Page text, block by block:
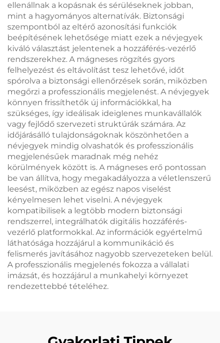
ellenállnak a kopásnak és sérüléseknek jobban,
mint a hagyományos alternatívák. Biztonsági
szempontból az eltérő azonosítási funkciók
beépítésének lehetősége miatt ezek a névjegyek
kiváló választást jelentenek a hozzáférés-vezérlő
rendszerekhez. A mágneses rögzítés gyors
felhelyezést és eltávolítást tesz lehetővé, időt
spórolva a biztonsági ellenőrzések során, miközben
megőrzi a professzionális megjelenést. A névjegyek
könnyen frissíthetők új információkkal, ha
szükséges, így ideálisak ideiglenes munkavállalók
vagy fejlődő szervezeti struktúrák számára. Az
időjárásálló tulajdonságoknak köszönhetően a
névjegyek mindig olvashatók és professzionális
megjelenésűek maradnak még nehéz
körülmények között is. A mágneses erő pontossan
be van állítva, hogy megakadályozza a véletlenszerű
leesést, miközben az egész napos viselést
kényelmesen lehet viselni. A névjegyek
kompatibilisek a legtöbb modern biztonsági
rendszerrel, integrálhatók digitális hozzáférés-
vezérlő platformokkal. Az információk egyértelmű
láthatósága hozzájárul a kommunikáció és
felismerés javításához nagyobb szervezeteken belül.
A professzionális megjelenés fokozza a vállalati
imázsát, és hozzájárul a munkahelyi környezet
rendezettebbé tételéhez.